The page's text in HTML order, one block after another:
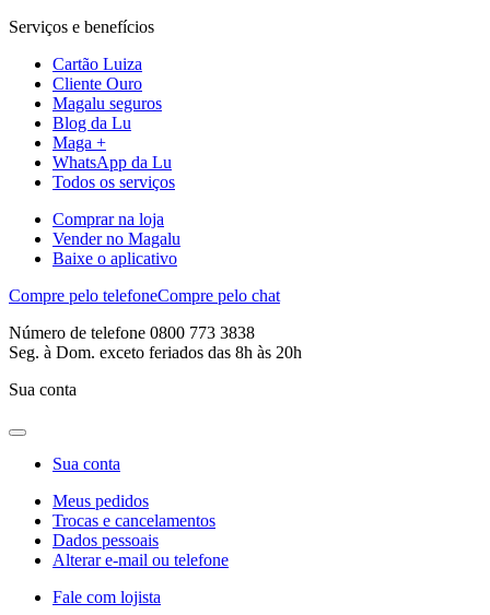
Serviços e benefícios
Cartão Luiza
Cliente Ouro
Magalu seguros
Blog da Lu
Maga +
WhatsApp da Lu
Todos os serviços
Comprar na loja
Vender no Magalu
Baixe o aplicativo
Compre pelo telefoneCompre pelo chat
Número de telefone 0800 773 3838
Seg. à Dom. exceto feriados das 8h às 20h
Sua conta
Sua conta
Meus pedidos
Trocas e cancelamentos
Dados pessoais
Alterar e-mail ou telefone
Fale com lojista